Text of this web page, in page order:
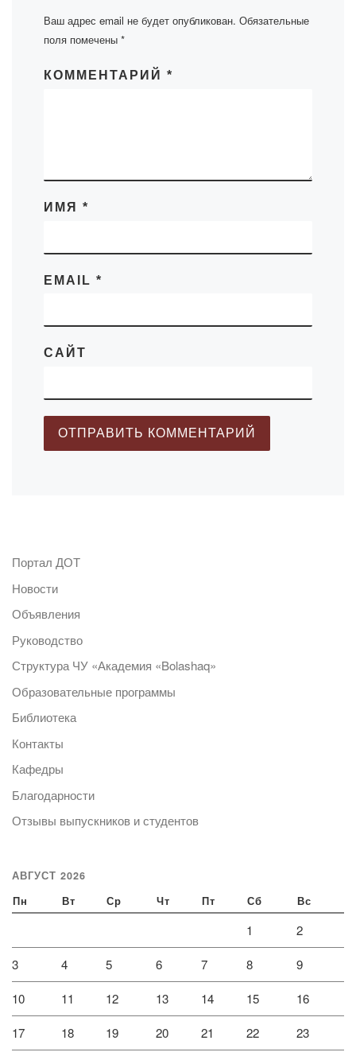
Ваш адрес email не будет опубликован. Обязательные
поля помечены *
КОММЕНТАРИЙ *
ИМЯ *
EMAIL *
САЙТ
Портал ДОТ
Новости
Объявления
Руководство
Структура ЧУ «Академия «Bolashaq»
Образовательные программы
Библиотека
Контакты
Кафедры
Благодарности
Отзывы выпускников и студентов
АВГУСТ 2026
Пн Вт Ср Чт Пт Сб Вс
1 2
3 4 5 6 7 8 9
10 11 12 13 14 15 16
17 18 19 20 21 22 23